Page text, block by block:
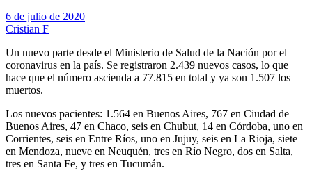
6 de julio de 2020
Cristian F
Un nuevo parte desde el Ministerio de Salud de la Nación por el
coronavirus en la país. Se registraron 2.439 nuevos casos, lo que
hace que el número ascienda a 77.815 en total y ya son 1.507 los
muertos.
Los nuevos pacientes: 1.564 en Buenos Aires, 767 en Ciudad de
Buenos Aires, 47 en Chaco, seis en Chubut, 14 en Córdoba, uno en
Corrientes, seis en Entre Ríos, uno en Jujuy, seis en La Rioja, siete
en Mendoza, nueve en Neuquén, tres en Río Negro, dos en Salta,
tres en Santa Fe, y tres en Tucumán.